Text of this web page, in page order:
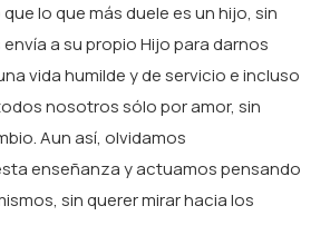
lo que más duele es un hijo, sin
a su propio Hijo para darnos
vida humilde y de servicio e incluso
nosotros sólo por amor, sin
Aun así, olvidamos
enseñanza y actuamos pensando
sin querer mirar hacia los